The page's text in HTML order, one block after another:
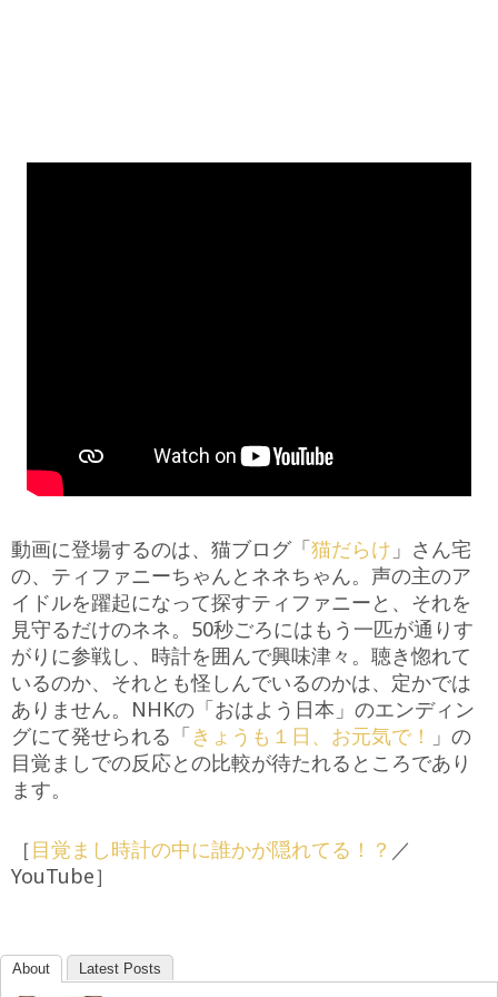
動画に登場するのは、猫ブログ「猫だらけ 」さん宅
の、ティファニーちゃんとネネちゃん。声の主のア
イドルを躍起になって探すティファニーと、それを
見守るだけのネネ。50秒ごろにはもう一匹が通りす
がりに参戦し、時計を囲んで興味津々。聴き惚れて
いるのか、それとも怪しんでいるのかは、定かでは
ありません。NHKの「おはよう日本」のエンディン
グにて発せられる「きょうも１日、お元気で！ 」の
目覚ましでの反応との比較が待たれるところであり
ます。
［目覚まし時計の中に誰かが隠れてる！？ ／
YouTube］
About Latest Posts